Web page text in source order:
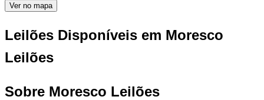
Ver no mapa
Leilões Disponíveis em Moresco
Leilões
Sobre Moresco Leilões